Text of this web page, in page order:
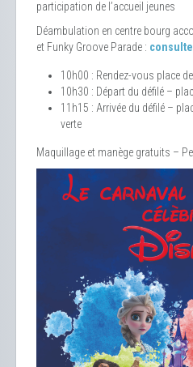
participation de l’accueil jeunes
Déambulation en centre bourg
et Funky Groove Parade :
10h00 : Rendez-vous place
10h30 : Départ du défilé –
11h15 : Arrivée du défilé –
verte
Maquillage et manège gratuits –